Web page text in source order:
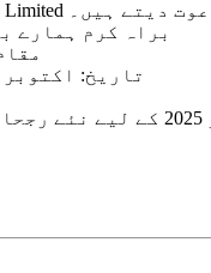
براہ کرم ہمارے
تاریخ: اکتوبر 11-14، 2024 اور اکتوبر 18-21، 2024